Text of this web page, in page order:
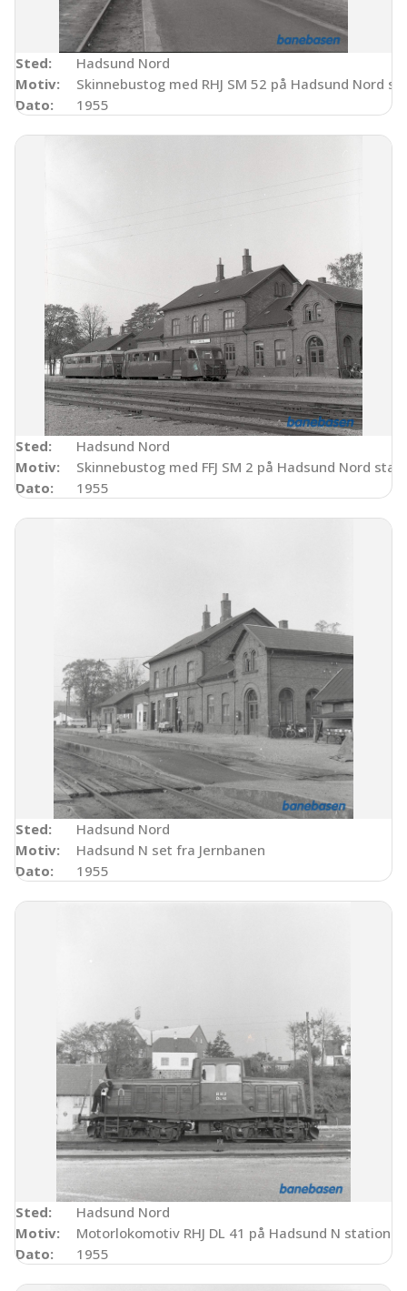
Sted:
Hadsund Nord
Motiv:
Skinnebustog med RHJ SM 52 på Hadsund Nord
Dato:
1955
Sted:
Hadsund Nord
Motiv:
Skinnebustog med FFJ SM 2 på Hadsund Nord
Dato:
1955
Sted:
Hadsund Nord
Motiv:
Hadsund N set fra Jernbanen
Dato:
1955
Sted:
Hadsund Nord
Motiv:
Motorlokomotiv RHJ DL 41 på Hadsund N station
Dato:
1955